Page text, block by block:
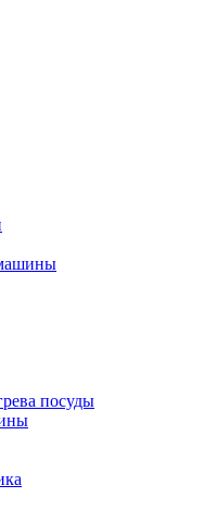
посуды